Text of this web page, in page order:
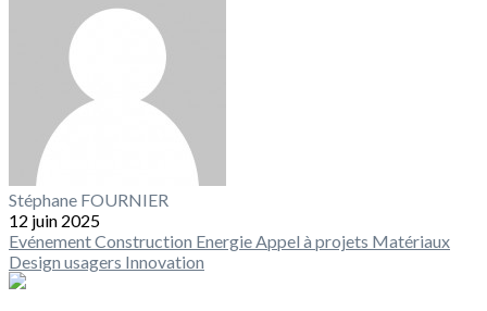
Stéphane FOURNIER
12 juin 2025
EvénementConstruction Energie Appel à projets Matériaux
Design usagers Innovation